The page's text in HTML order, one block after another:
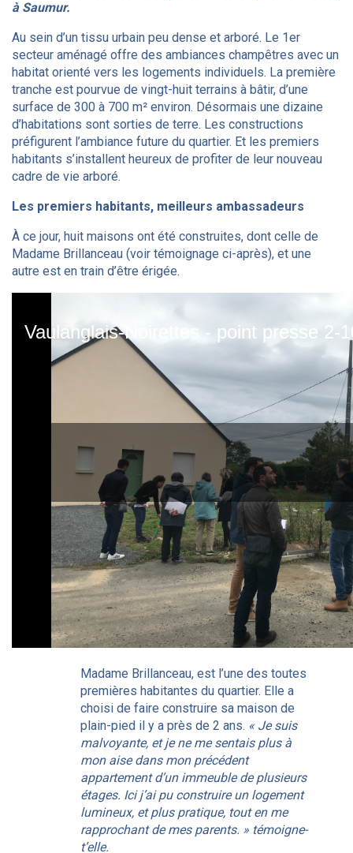
à Saumur.
Au sein d’un tissu urbain peu dense et arboré. Le 1er
secteur aménagé offre des ambiances champêtres avec un
habitat orienté vers les logements individuels. La première
tranche est pourvue de vingt-huit terrains à bâtir, d’une
surface de 300 à 700 m² environ. Désormais une dizaine
d’habitations sont sorties de terre. Les constructions
préfigurent l’ambiance future du quartier. Et les premiers
habitants s’installent heureux de profiter de leur nouveau
cadre de vie arboré.
Les premiers habitants, meilleurs ambassadeurs
À ce jour, huit maisons ont été construites, dont celle de
Madame Brillanceau (voir témoignage ci-après), et une
autre est en train d’être érigée.
Madame Brillanceau, est l’une des toutes
premières habitantes du quartier. Elle a
choisi de faire construire sa maison de
plain-pied il y a près de 2 ans. « Je suis
malvoyante, et je ne me sentais plus à
mon aise dans mon précédent
appartement d’un immeuble de plusieurs
étages. Ici j’ai pu construire un logement
lumineux, et plus pratique, tout en me
rapprochant de mes parents. » témoigne-
t’elle.